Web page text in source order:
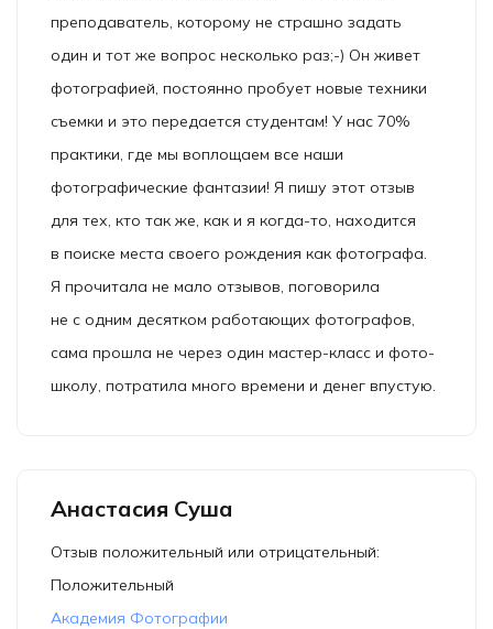
преподаватель, которому не страшно задать
один и тот же вопрос несколько раз;-) Он живет
фотографией, постоянно пробует новые техники
съемки и это передается студентам! У нас 70%
практики, где мы воплощаем все наши
фотографические фантазии! Я пишу этот отзыв
для тех, кто так же, как и я когда-то, находится
в поиске места своего рождения как фотографа.
Я прочитала не мало отзывов, поговорила
не с одним десятком работающих фотографов,
сама прошла не через один мастер-класс и фото-
школу, потратила много времени и денег впустую.
Анастасия Суша
Отзыв положительный или отрицательный:
Положительный
Академия Фотографии